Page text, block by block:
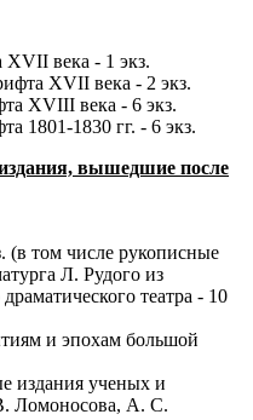
XVII века - 1 экз.
XVII века - 2 экз.
XVIII века - 6 экз.
1801-1830 гг. - 6 экз.
вышедшие после
(в том числе рукописные
Л. Рудого из
театра - 10
и эпохам большой
издания ученых и
Ломоносова, А. С.